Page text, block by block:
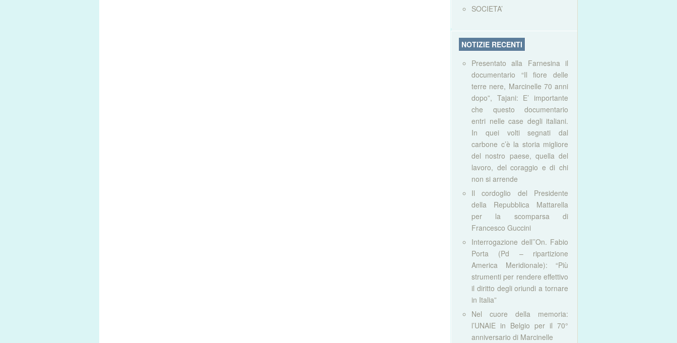
SOCIETA’
NOTIZIE RECENTI
Presentato alla Farnesina il
documentario “Il fiore delle
terre nere, Marcinelle 70 anni
dopo”, Tajani: E’ importante
che questo documentario
entri nelle case degli italiani.
In quei volti segnati dal
carbone c’è la storia migliore
del nostro paese, quella del
lavoro, del coraggio e di chi
non si arrende
Il cordoglio del Presidente
della Repubblica Mattarella
per la scomparsa di
Francesco Guccini
Interrogazione dell’’On. Fabio
Porta (Pd – ripartizione
America Meridionale): “Più
strumenti per rendere effettivo
il diritto degli oriundi a tornare
in Italia”
Nel cuore della memoria:
l’UNAIE in Belgio per il 70°
anniversario di Marcinelle